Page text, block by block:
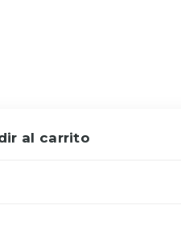
al carrito